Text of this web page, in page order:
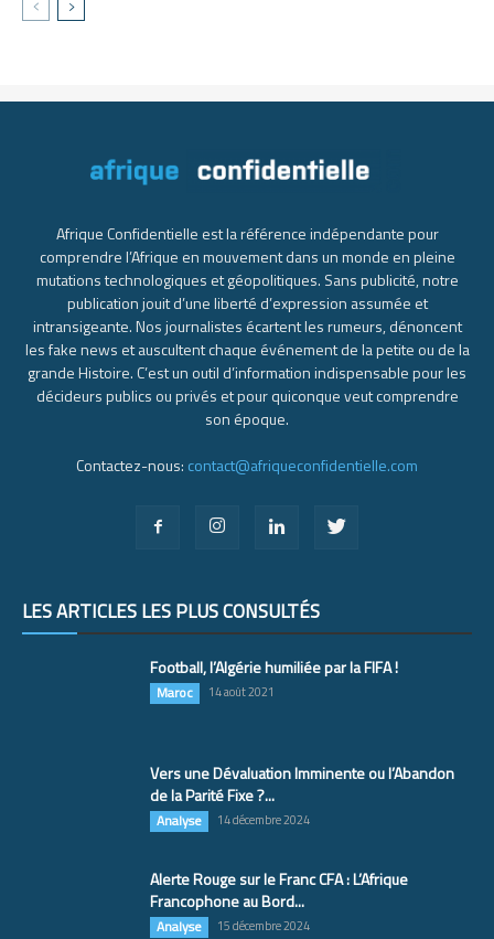
Afrique Confidentielle est la référence indépendante pour
comprendre l’Afrique en mouvement dans un monde en pleine
mutations technologiques et géopolitiques. Sans publicité, notre
publication jouit d’une liberté d’expression assumée et
intransigeante. Nos journalistes écartent les rumeurs, dénoncent
les fake news et auscultent chaque événement de la petite ou de la
grande Histoire. C’est un outil d’information indispensable pour les
décideurs publics ou privés et pour quiconque veut comprendre
son époque.
Contactez-nous: contact@afriqueconfidentielle.com
LES ARTICLES LES PLUS CONSULTÉS
Football, l’Algérie humiliée par la FIFA !
Maroc 14 août 2021
Vers une Dévaluation Imminente ou l’Abandon
de la Parité Fixe ?...
Analyse 14 décembre 2024
Alerte Rouge sur le Franc CFA : L’Afrique
Francophone au Bord...
Analyse 15 décembre 2024